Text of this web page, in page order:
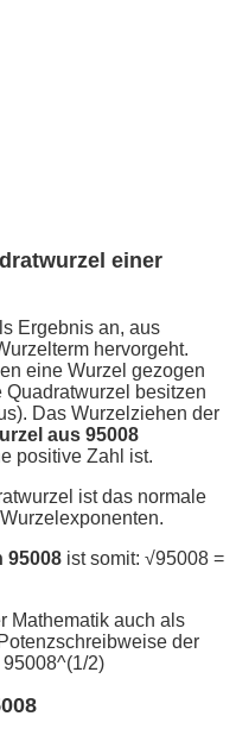
einer
Ergebnis an, aus
hervorgeht.
eine Wurzel gezogen
besitzen
Das Wurzelziehen der
aus 95008
positive Zahl ist.
ist das normale
95008 ist somit: √95008 =
Mathematik auch als
der
95008^(1/2)